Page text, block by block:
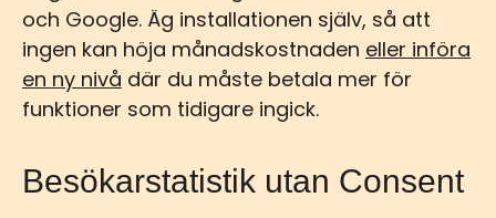
och Google. Äg installationen själv, så att
ingen kan höja månadskostnaden eller införa
en ny nivå där du måste betala mer för
funktioner som tidigare ingick.
Besökarstatistik utan Consent